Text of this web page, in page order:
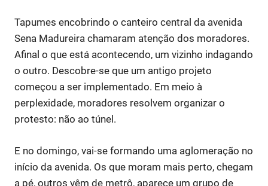
Tapumes encobrindo o canteiro central da avenida
Sena Madureira chamaram atenção dos moradores.
Afinal o que está acontecendo, um vizinho indagando
o outro. Descobre-se que um antigo projeto
começou a ser implementado. Em meio à
perplexidade, moradores resolvem organizar o
protesto: não ao túnel.
E no domingo, vai-se formando uma aglomeração no
início da avenida. Os que moram mais perto, chegam
a pé, outros vêm de metrô, aparece um grupo de